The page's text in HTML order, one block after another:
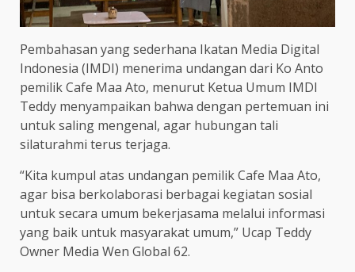
Pembahasan yang sederhana Ikatan Media Digital
Indonesia (IMDI) menerima undangan dari Ko Anto
pemilik Cafe Maa Ato, menurut Ketua Umum IMDI
Teddy menyampaikan bahwa dengan pertemuan ini
untuk saling mengenal, agar hubungan tali
silaturahmi terus terjaga.
“Kita kumpul atas undangan pemilik Cafe Maa Ato,
agar bisa berkolaborasi berbagai kegiatan sosial
untuk secara umum bekerjasama melalui informasi
yang baik untuk masyarakat umum,” Ucap Teddy
Owner Media Wen Global 62.